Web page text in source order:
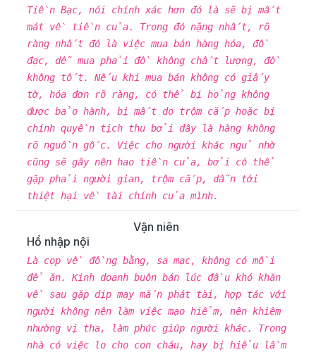
Tiền Bạc, nói chính xác hơn đó là sẽ bị mất
mát về tiền của. Trong đó nặng nhất, rõ
ràng nhất đó là việc mua bán hàng hóa, đồ
đạc, dễ mua phải đồ không chất lượng, đồ
không tốt. Nếu khi mua bán không có giấy
tờ, hóa đơn rõ ràng, có thể bị hỏng không
được bảo hành, bị mất do trộm cắp hoặc bị
chính quyền tịch thu bởi đây là hàng không
rõ nguồn gốc. Việc cho người khác ngủ nhờ
cũng sẽ gây nên hao tiền của, bởi có thể
gặp phải người gian, trộm cắp, dẫn tới
thiệt hại về tài chính của mình.
Vận niên
Hổ nhập nội
Là cọp về đồng bằng, sa mạc, không có mồi
để ăn. Kinh doanh buôn bán lúc đầu khó khăn
về sau gặp dịp may mắn phát tài, hợp tác với
người không nên làm việc mạo hiểm, nên khiêm
nhường vị tha, làm phúc giúp người khác. Trong
nhà có việc lo cho con cháu, hay bị hiểu lầm